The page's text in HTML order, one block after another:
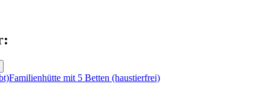
Familienhütte mit 5 Betten (haustierfrei)